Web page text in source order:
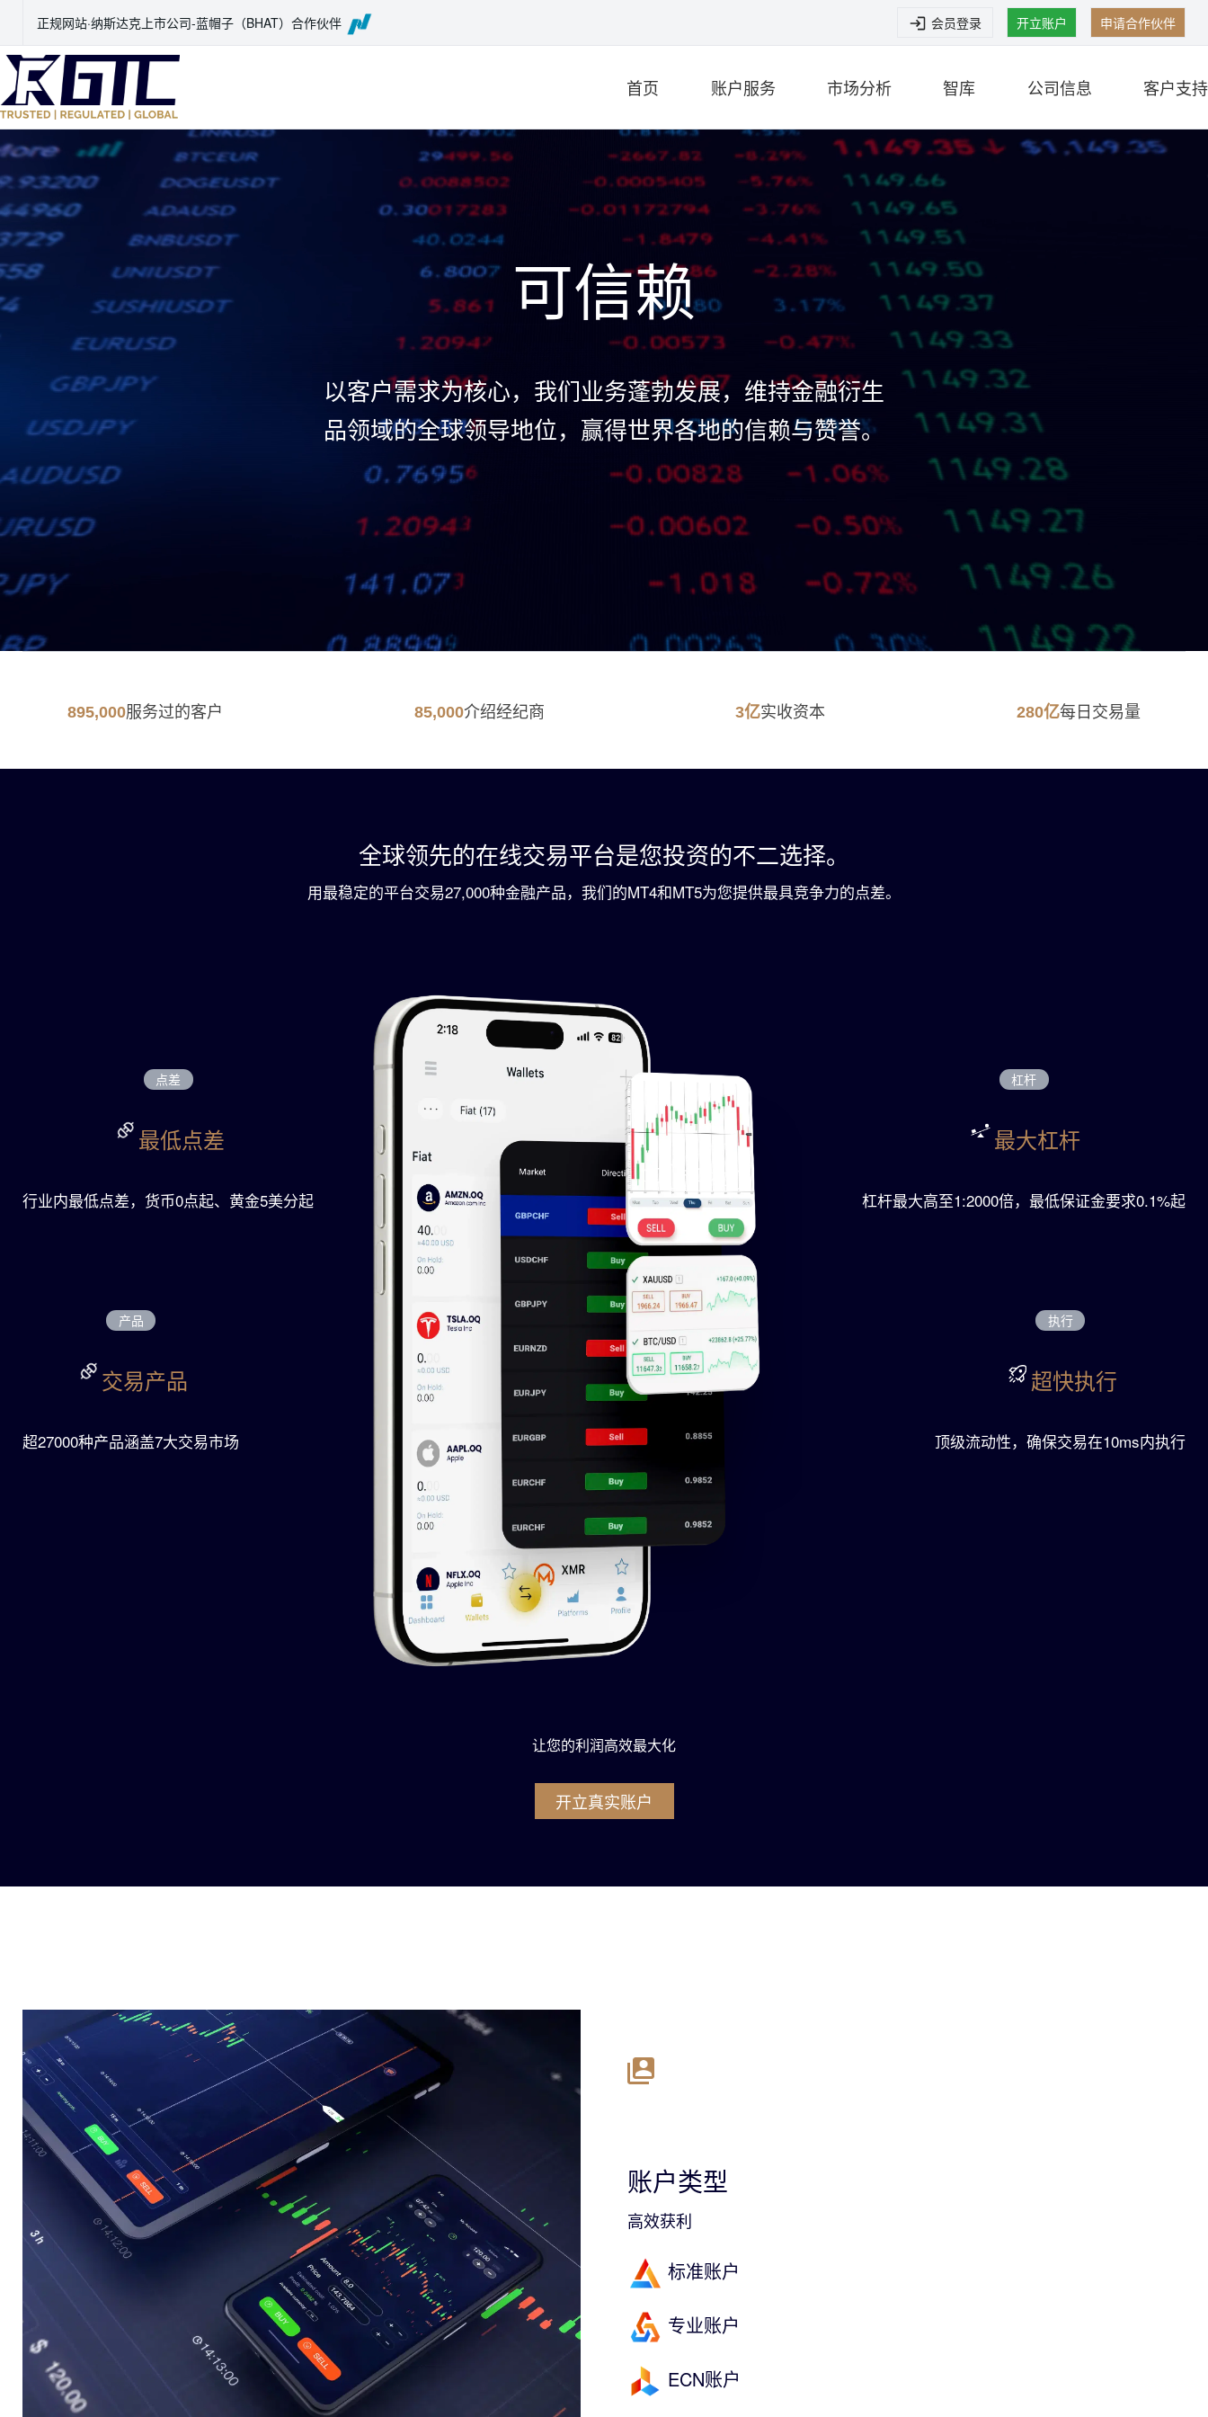
正规网站·纳斯达克上市公司-蓝帽子（BHAT）合作伙伴 会员登录 开立账户 申请合作伙伴
首页 账户服务 市场分析 智库 公司信息 客户支持
可信赖
以客户需求为核心，我们业务蓬勃发展，维持金融衍生
品领域的全球领导地位，赢得世界各地的信赖与赞誉。
高监管
区受到监管，主动建立信任、肩负责任。
全球性
我们在全球100 多个国家/地区服务超 895,000 位客户，
提供多样化的产品，并确保财务稳健。
895,000服务过的客户 85,000介绍经纪商 3亿实收资本 280亿每日交易量
全球领先的在线交易平台是您投资的不二选择。
用最稳定的平台交易27,000种金融产品，我们的MT4和MT5为您提供最具竞争力的点差。
点差
最低点差
行业内最低点差，货币0点起、黄金5美分起
杠杆
最大杠杆
杠杆最大高至1:2000倍，最低保证金要求0.1%起
产品
交易产品
超27000种产品涵盖7大交易市场
执行
超快执行
顶级流动性，确保交易在10ms内执行
让您的利润高效最大化
开立真实账户
账户类型
高效获利
标准账户
专业账户
ECN账户